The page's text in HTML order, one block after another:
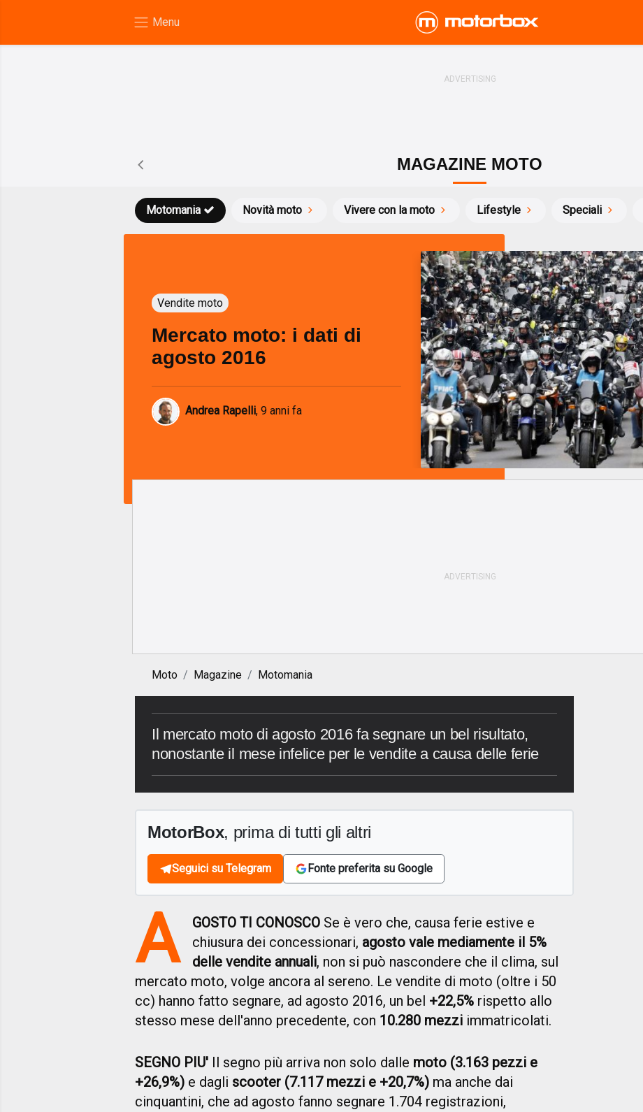
MAGAZINE MOTO
Novità moto Vivere con la moto Lifestyle Speciali
Motomania
Vendite moto
Mercato moto: i dati di
agosto 2016
Andrea Rapelli, 9 anni fa
Moto Magazine Motomania
Il mercato moto di agosto 2016 fa segnare un bel risultato,
nonostante il mese infelice per le vendite a causa delle ferie
MotorBox, prima di tutti gli altri
Seguici su Telegram Fonte preferita su Google
A GOSTO TI CONOSCO Se è vero che, causa ferie estive e
chiusura dei concessionari, agosto vale mediamente il 5%
delle vendite annuali, non si può nascondere che il clima, sul
mercato moto, volge ancora al sereno. Le vendite di moto (oltre i 50
cc) hanno fatto segnare, ad agosto 2016, un bel +22,5% rispetto allo
stesso mese dell'anno precedente, con 10.280 mezzi immatricolati.
SEGNO PIU' Il segno più arriva non solo dalle moto (3.163 pezzi e
+26,9%) e dagli scooter (7.117 mezzi e +20,7%) ma anche dai
cinquantini, che ad agosto fanno segnare 1.704 registrazioni,